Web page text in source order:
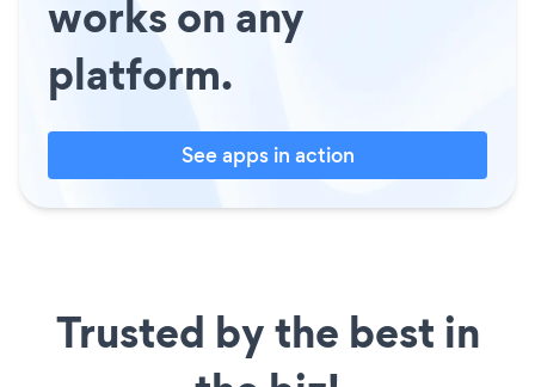
works on any
platform.
See apps in action
Trusted by the best in